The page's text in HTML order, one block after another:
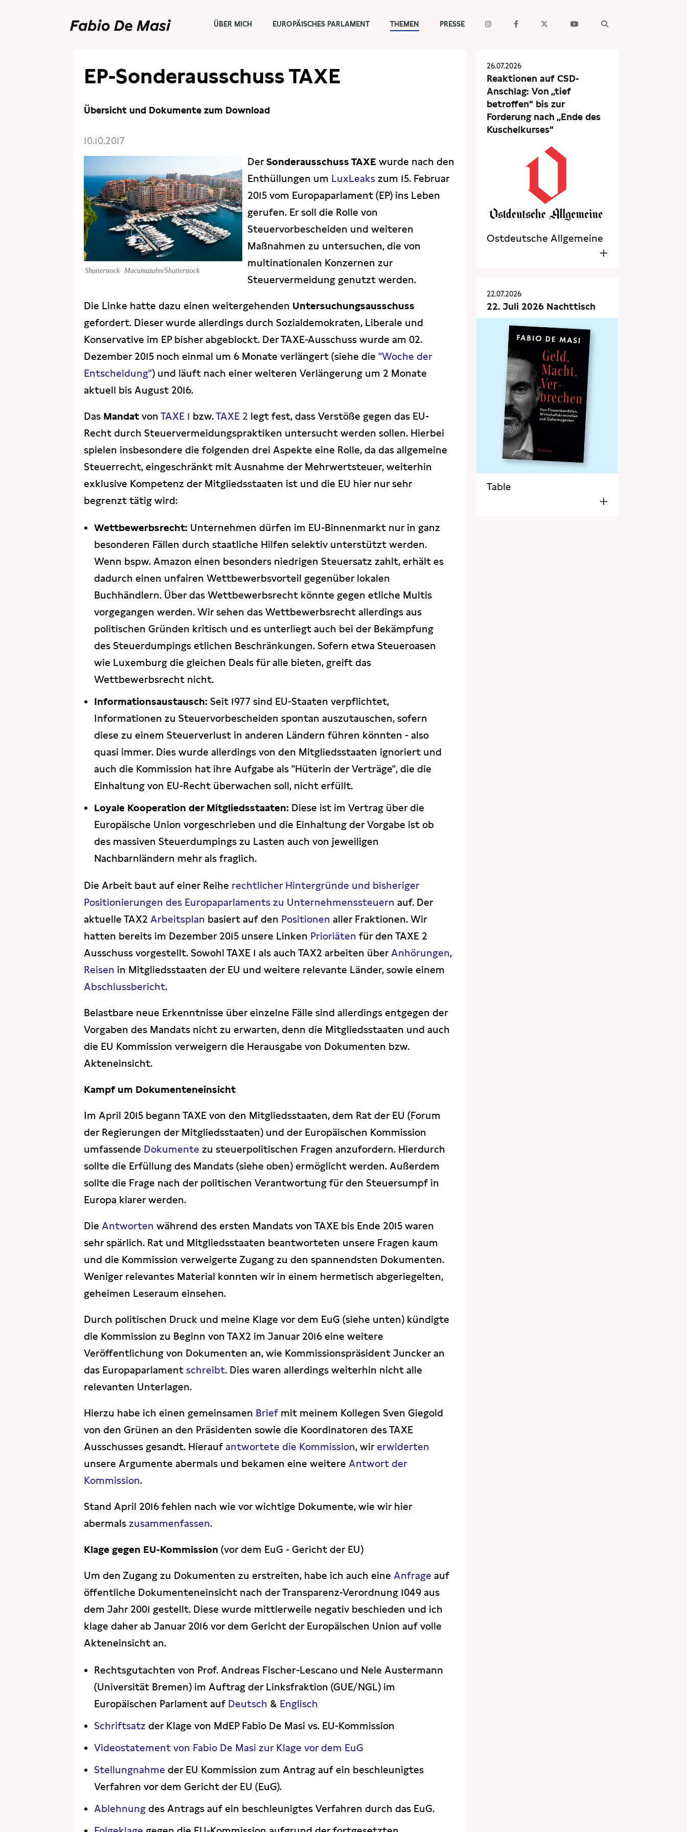
ÜBER MICH EUROPÄISCHES PARLAMENT THEMEN PRESSE
EP-Sonderausschuss TAXE
Übersicht und Dokumente zum Download
10.10.2017
Shutterstock Macumazahn/Shutterstock
DerSonderausschuss TAXEwurde nach den
Enthüllungen um LuxLeaks zum 15. Februar
2015 vom Europaparlament (EP) ins Leben
gerufen. Er soll die Rolle von
Steuervorbescheiden und weiteren
Maßnahmen zu untersuchen, die von
multinationalen Konzernen zur
Steuervermeidung genutzt werden.
Die Linke hatte dazu einen weitergehenden Untersuchungsausschuss
gefordert. Dieser wurde allerdings durch Sozialdemokraten, Liberale und
Konservative im EP bisher abgeblockt. Der TAXE-Ausschuss wurde am 02.
Dezember 2015 noch einmal um 6 Monate verlängert (siehe die"Woche der
Entscheidung") und läuft nach einer weiteren Verlängerung um 2 Monate
aktuell bis August 2016.
Das MandatvonTAXE 1 bzw.TAXE 2 legt fest, dass Verstöße gegen das EU-
Recht durch Steuervermeidungspraktiken untersucht werden sollen. Hierbei
spielen insbesondere die folgenden drei Aspekte eine Rolle, da das allgemeine
Steuerrecht, eingeschränkt mit Ausnahme der Mehrwertsteuer, weiterhin
exklusive Kompetenz der Mitgliedsstaaten ist und die EU hier nur sehr
begrenzt tätig wird:
Wettbewerbsrecht: Unternehmen dürfen im EU-Binnenmarkt nur in ganz
besonderen Fällen durch staatliche Hilfen selektiv unterstützt werden.
Wenn bspw. Amazon einen besonders niedrigen Steuersatz zahlt, erhält es
dadurch einen unfairen Wettbewerbsvorteil gegenüber lokalen
Buchhändlern. Über das Wettbewerbsrecht könnte gegen etliche Multis
vorgegangen werden. Wir sehen das Wettbewerbsrecht allerdings aus
politischen Gründen kritisch und es unterliegt auch bei der Bekämpfung
des Steuerdumpings etlichen Beschränkungen. Sofern etwa Steueroasen
wie Luxemburg die gleichen Deals für alle bieten, greift das
Wettbewerbsrecht nicht.
Informationsaustausch: Seit 1977 sind EU-Staaten verpflichtet,
Informationen zu Steuervorbescheiden spontan auszutauschen, sofern
diese zu einem Steuerverlust in anderen Ländern führen könnten - also
quasi immer. Dies wurde allerdings von den Mitgliedsstaaten ignoriert und
auch die Kommission hat ihre Aufgabe als "Hüterin der Verträge", die die
Einhaltung von EU-Recht überwachen soll, nicht erfüllt.
Loyale Kooperation der Mitgliedsstaaten: Diese ist im Vertrag über die
Europäische Union vorgeschrieben und die Einhaltung der Vorgabe ist ob
des massiven Steuerdumpings zu Lasten auch von jeweiligen
Nachbarnländern mehr als fraglich.
Die Arbeit baut auf einer Reihe rechtlicher Hintergründe und bisheriger
Positionierungen des Europaparlaments zu Unternehmenssteuern auf. Der
aktuelle TAX2Arbeitsplan basiert auf den Positionen aller Fraktionen. Wir
hatten bereits im Dezember 2015 unsere Linken Prioriätenfür den TAXE 2
Ausschuss vorgestellt. Sowohl TAXE 1 als auch TAX2 arbeiten überAnhörungen,
Reisen in Mitgliedsstaaten der EU und weitere relevante Länder, sowie einem
Abschlussbericht.
Belastbare neue Erkenntnisse über einzelne Fälle sind allerdings entgegen der
Vorgaben des Mandats nicht zu erwarten, denn die Mitgliedsstaaten und auch
die EU Kommission verweigern die Herausgabe von Dokumenten bzw.
Akteneinsicht.
Kampf um Dokumenteneinsicht
Im April 2015 begann TAXE von den Mitgliedsstaaten, dem Rat der EU (Forum
der Regierungen der Mitgliedsstaaten) und der Europäischen Kommission
umfassende Dokumente zu steuerpolitischen Fragen anzufordern. Hierdurch
sollte die Erfüllung des Mandats (siehe oben) ermöglicht werden. Außerdem
sollte die Frage nach der politischen Verantwortung für den Steuersumpf in
Europa klarer werden.
DieAntworten während des ersten Mandats von TAXE bis Ende 2015 waren
sehr spärlich. Rat und Mitgliedsstaaten beantworteten unsere Fragen kaum
und die Kommission verweigerte Zugang zu den spannendsten Dokumenten.
Weniger relevantes Material konnten wir in einem hermetisch abgeriegelten,
geheimen Leseraum einsehen.
Durch politischen Druck und meine Klage vor dem EuG (siehe unten) kündigte
die Kommission zu Beginn von TAX2 im Januar 2016 eine weitere
Veröffentlichung von Dokumenten an, wie Kommissionspräsident Juncker an
das Europaparlament schreibt. Dies waren allerdings weiterhin nicht alle
relevanten Unterlagen.
Hierzu habe ich einen gemeinsamen Brief mit meinem Kollegen Sven Giegold
von den Grünen an den Präsidenten sowie die Koordinatoren des TAXE
Ausschusses gesandt. Hieraufantwortete die Kommission, wirerwiderten
unsere Argumente abermals und bekamen eine weitereAntwort der
Kommission.
Stand April 2016 fehlen nach wie vor wichtige Dokumente, wie wir hier
abermalszusammenfassen.
Klage gegen EU-Kommission (vor dem EuG - Gericht der EU)
Um den Zugang zu Dokumenten zu erstreiten, habe ich auch eineAnfrage auf
öffentliche Dokumenteneinsicht nach der Transparenz-Verordnung 1049 aus
dem Jahr 2001 gestellt. Diese wurde mittlerweile negativ beschieden und ich
klage daher ab Januar 2016 vor dem Gericht der Europäischen Union auf volle
Akteneinsicht an.
Rechtsgutachten von Prof. Andreas Fischer-Lescano und Nele Austermann
(Universität Bremen) im Auftrag der Linksfraktion (GUE/NGL) im
Europäischen Parlament auf Deutsch & Englisch
Schriftsatz der Klage von MdEP Fabio De Masi vs. EU-Kommission
Videostatement von Fabio De Masi zur Klage vor dem EuG
Stellungnahme der EU Kommission zum Antrag auf ein beschleunigtes
Verfahren vor dem Gericht der EU (EuG).
Ablehnung des Antrags auf ein beschleunigtes Verfahren durch das EuG.
26.07.2026
Reaktionen auf CSD-
Anschlag: Von „tief
betroffen“ bis zur
Forderung nach „Ende des
Kuschelkurses“
Ostdeutsche Allgemeine
22.07.2026
22. Juli 2026 Nachttisch
Table